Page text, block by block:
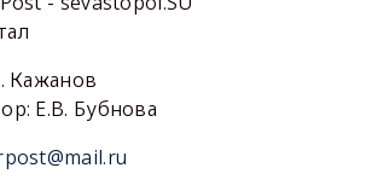
Кажанов
Е.В. Бубнова